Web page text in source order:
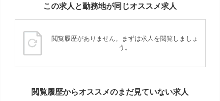
この求人と勤務地が同じオススメ求人
閲覧履歴がありません。まずは求人を閲覧しましょ
う。
閲覧履歴からオススメのまだ見ていない求人